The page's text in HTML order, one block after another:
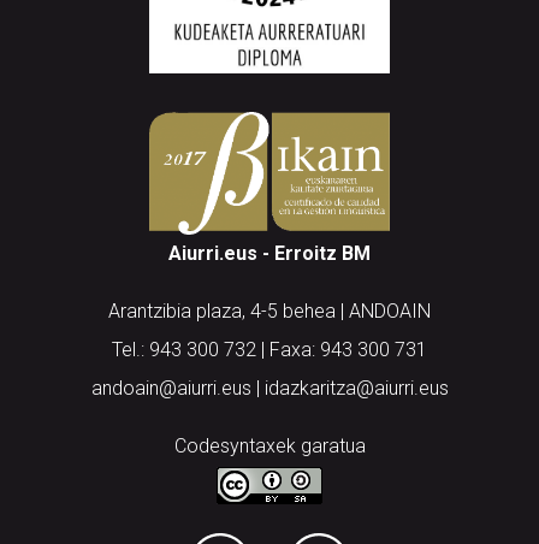
Aiurri.eus - Erroitz BM
Arantzibia plaza, 4-5 behea | ANDOAIN
Tel.: 943 300 732 | Faxa: 943 300 731
andoain@aiurri.eus | idazkaritza@aiurri.eus
Codesyntaxek garatua